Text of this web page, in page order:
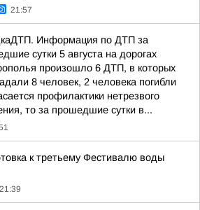
21:57
Информация по ДТП за
сутки 5 августа на дорогах
произошло 6 ДТП, в которых
8 человек, 2 человека погибли
профилактики нетрезвого
то за прошедшие сутки в...
к третьему Фестивалю воды
21:39